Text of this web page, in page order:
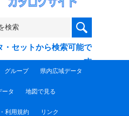
・セットから検索可能で
す
グループ 県内広域データ
タ 地図で見る
利用規約 リンク